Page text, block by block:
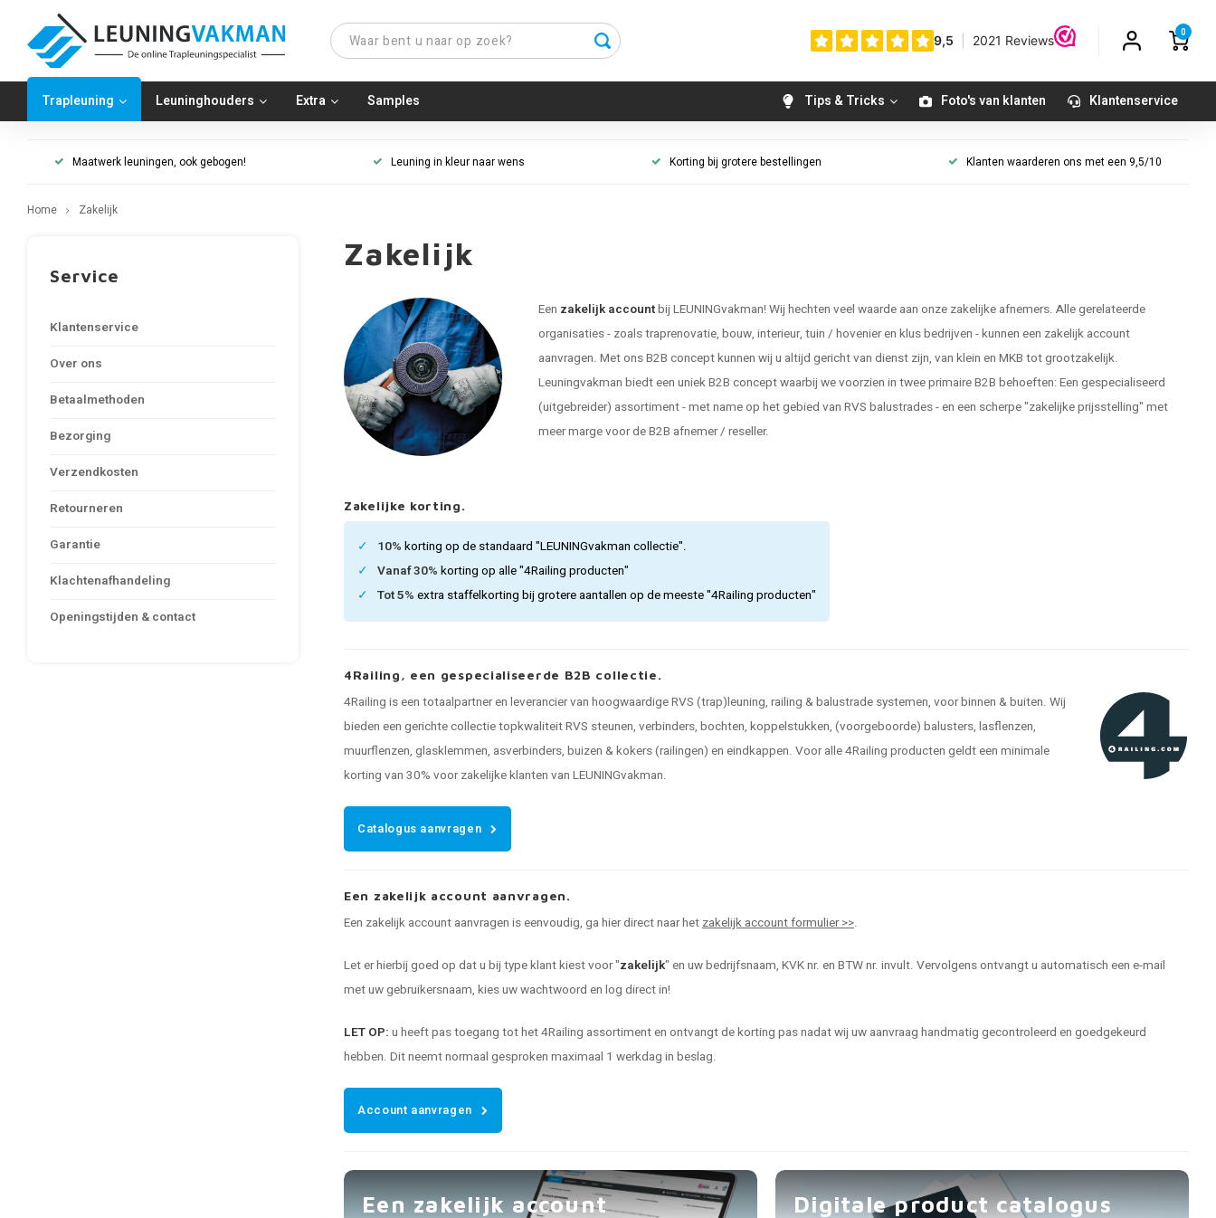
0
Trapleuning Leuninghouders Extra Samples Tips & Tricks Foto's van klanten Klantenservice
Maatwerk leuningen, ook gebogen! Leuning in kleur naar wens Korting bij grotere bestellingen Klanten waarderen ons met een 9,5/10
Home Zakelijk
Service
Klantenservice
Over ons
Betaalmethoden
Bezorging
Verzendkosten
Retourneren
Garantie
Klachtenafhandeling
Openingstijden & contact
Zakelijk
Een zakelijk accountbij LEUNINGvakman! Wij hechten veel waarde aan onze zakelijke afnemers. Alle gerelateerde
organisaties - zoals traprenovatie, bouw, interieur, tuin / hovenier en klus bedrijven - kunnen een zakelijk account
aanvragen. Met ons B2B concept kunnen wij u altijd gericht van dienst zijn, van klein en MKB tot grootzakelijk.
Leuningvakman biedt een uniek B2B concept waarbij we voorzien in twee primaire B2B behoeften: Een gespecialiseerd
(uitgebreider) assortiment - met name op het gebied van RVS balustrades - en een scherpe "zakelijke prijsstelling" met
meer marge voor de B2B afnemer / reseller.
Zakelijke korting.
10% korting op de standaard "LEUNINGvakman collectie".
Vanaf 30% korting op alle "4Railing producten"
Tot 5% extra staffelkorting bij grotere aantallen op de meeste "4Railing producten"
4Railing, een gespecialiseerde B2B collectie.
4Railing is een totaalpartner en leverancier van hoogwaardige RVS (trap)leuning, railing & balustrade systemen, voor binnen & buiten. Wij
bieden een gerichte collectie topkwaliteit RVS steunen, verbinders, bochten, koppelstukken, (voorgeboorde) balusters, lasflenzen,
muurflenzen, glasklemmen, asverbinders, buizen & kokers (railingen) en eindkappen. Voor alle 4Railing producten geldt een minimale
korting van 30% voor zakelijke klanten van LEUNINGvakman.
Catalogus aanvragen
Een zakelijk account aanvragen.
Een zakelijk account aanvragen is eenvoudig, ga hier direct naar hetzakelijk account formulier >>.
Let er hierbij goed op dat u bij type klant kiest voor "zakelijk" en uw bedrijfsnaam, KVK nr. en BTW nr. invult. Vervolgens ontvangt u automatisch een e-mail
met uw gebruikersnaam, kies uw wachtwoord en log direct in!
LET OP: u heeft pas toegang tot het 4Railing assortiment en ontvangt de korting pas nadat wij uw aanvraag handmatig gecontroleerd en goedgekeurd
hebben. Dit neemt normaal gesproken maximaal 1 werkdag in beslag.
Account aanvragen
Een zakelijk account
Digitale product catalogus